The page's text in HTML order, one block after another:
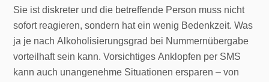
Sie ist diskreter und die betreffende Person muss nicht
sofort reagieren, sondern hat ein wenig Bedenkzeit. Was
ja je nach Alkoholisierungsgrad bei Nummernübergabe
vorteilhaft sein kann. Vorsichtiges Anklopfen per SMS
kann auch unangenehme Situationen ersparen – von